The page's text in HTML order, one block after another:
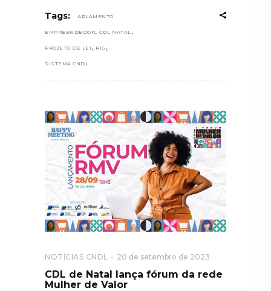
Tags: ARLAMENTO
EMPREENDEDOR, CDL NATAL ,
PROJETO DE LEI , RIG ,
SISTEMA CNDL
NOTÍCIAS CNDL 20 de setembro de 2023
CDL de Natal lança fórum da rede
Mulher de Valor